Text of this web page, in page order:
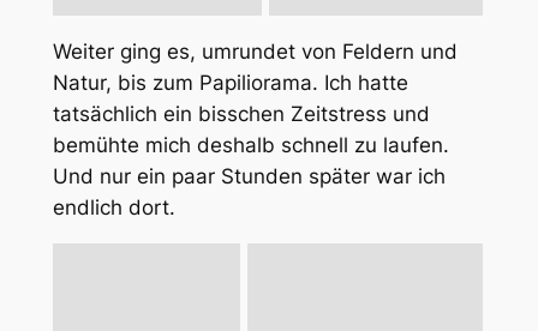
Weiter ging es, umrundet von Feldern und
Natur, bis zum Papiliorama. Ich hatte
tatsächlich ein bisschen Zeitstress und
bemühte mich deshalb schnell zu laufen.
Und nur ein paar Stunden später war ich
endlich dort.